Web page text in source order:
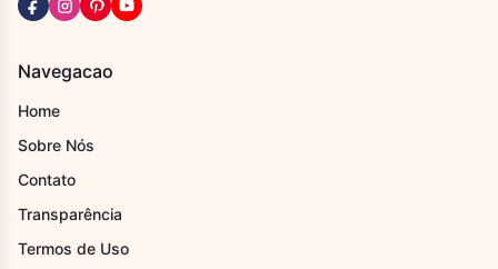
Navegacao
Home
Sobre Nós
Contato
Transparência
Termos de Uso